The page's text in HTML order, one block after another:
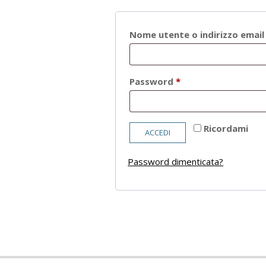
Nome utente o indirizzo
Password*Richiesto
Ricordami
ACCEDI
Password dimenticata?
05-